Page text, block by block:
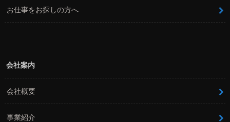
お仕事をお探しの方へ
会社案内
会社概要
事業紹介